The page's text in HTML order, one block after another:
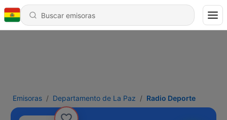
Emisoras Departamento de La Paz Radio Deporte